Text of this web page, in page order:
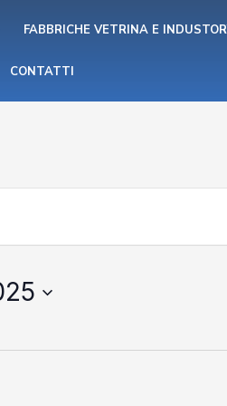
FABBRICHE VETRINA E
CONTATTI